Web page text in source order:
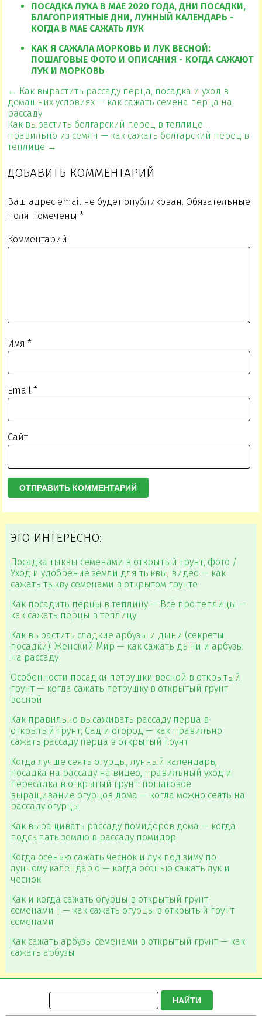
ПОСАДКА ЛУКА В МАЕ 2020 ГОДА, ДНИ ПОСАДКИ,
БЛАГОПРИЯТНЫЕ ДНИ, ЛУННЫЙ КАЛЕНДАРЬ -
КОГДА В МАЕ САЖАТЬ ЛУК
КАК Я САЖАЛА МОРКОВЬ И ЛУК ВЕСНОЙ:
ПОШАГОВЫЕ ФОТО И ОПИСАНИЯ - КОГДА САЖАЮТ
ЛУК И МОРКОВЬ
← Как вырастить рассаду перца, посадка и уход в
домашних условиях — как сажать семена перца на
рассаду
Как вырастить болгарский перец в теплице
правильно из семян — как сажать болгарский перец в
теплице →
ДОБАВИТЬ КОММЕНТАРИЙ
Ваш адрес email не будет опубликован. Обязательные
поля помечены*
Комментарий
Имя*
Email*
Сайт
ЭТО ИНТЕРЕСНО:
Посадка тыквы семенами в открытый грунт, фото /
Уход и удобрение земли для тыквы, видео — как
сажать тыкву семенами в открытом грунте
Как посадить перцы в теплицу — Всё про теплицы —
как сажать перцы в теплицу
Как вырастить сладкие арбузы и дыни (секреты
посадки); Женский Мир — как сажать дыни и арбузы
на рассаду
Особенности посадки петрушки весной в открытый
грунт — когда сажать петрушку в открытый грунт
весной
Как правильно высаживать рассаду перца в
открытый грунт; Сад и огород — как правильно
сажать рассаду перца в открытый грунт
Когда лучше сеять огурцы, лунный календарь,
посадка на рассаду на видео, правильный уход и
пересадка в открытый грунт: пошаговое
выращивание огурцов дома — когда можно сеять на
рассаду огурцы
Как выращивать рассаду помидоров дома — когда
подсыпать землю в рассаду помидор
Когда осенью сажать чеснок и лук под зиму по
лунному календарю — когда осенью сажать лук и
чеснок
Как и когда сажать огурцы в открытый грунт
семенами | — как сажать огурцы в открытый грунт
семенами
Как сажать арбузы семенами в открытый грунт — как
сажать арбузы
НАЙТИ